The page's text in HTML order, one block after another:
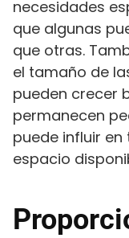
necesidades
que algunas
que otras.
el tamaño de
pueden crecer
permanecen
puede influir
espacio